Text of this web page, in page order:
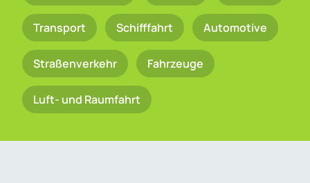
Transport Schifffahrt Automotive
Straßenverkehr Fahrzeuge
Luft- und Raumfahrt